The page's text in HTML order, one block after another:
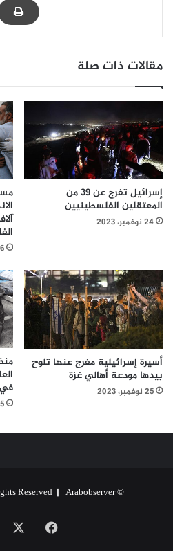
مقالات ذات صلة
إسرائيل تفرج عن 39 من
المعتقلين الفلسطينيين
24 نوفمبر، 2023
6 مايو، 2025
أسيرة إسرائيلية مفرج عنها تلوح
بيدها مودعة أهالي غزة
25 نوفمبر، 2023
5 مايو، 2025
© Copyright 2026, All Rights Reserved |
Arabobserver
فيسبوك